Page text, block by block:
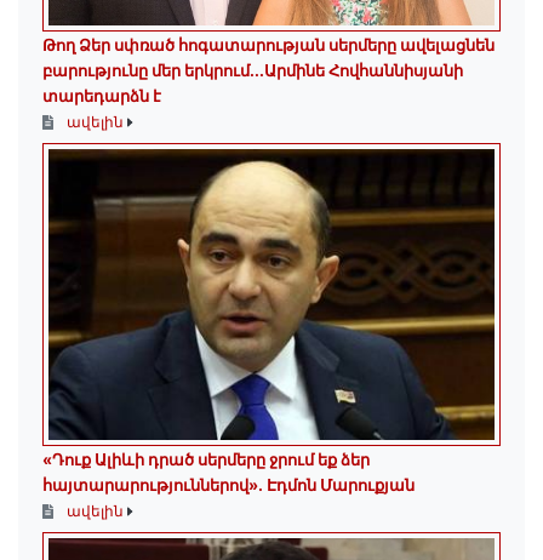
Թող Ձեր սփռած հոգատարության սերմերը ավելացնեն
բարությունը մեր երկրում․․․Արմինե Հովհաննիսյանի
տարեդարձն է
ավելին
«Դուք Ալիևի դրած սերմերը ջրում եք ձեր
հայտարարություններով»․ Էդմոն Մարուքյան
ավելին